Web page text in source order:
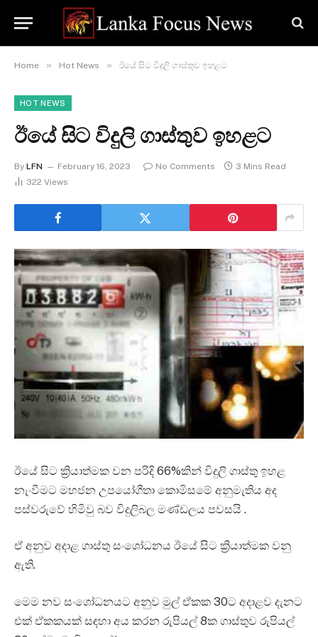
Home » Hot News » ඊයේ සිට විදුලි ගාස්තුව ඉහළට
HOT NEWS
ඊයේ සිට විදුලි ගාස්තුව ඉහළට
By LFN February 16, 2023 No Comments
3 Mins Read
322 Views
ඊයේ සිට ක්‍රියාත්මක වන පරිදි 66%කින් විදුලි ගාස්තු ඉහළ
නැංවීමට මහජන උපයෝගීතා කොමිසමේ අනුමැතිය අද
පස්වරුවේ හිමිවු බව විදුලිබල මණ්ඩලය පවසයි .
ඒ අනුව අදාළ ගාස්තු සංශෝධනය ඊයේ සිට ක්‍රියාත්මක වනු
ඇති.
මෙම නව සංශෝධනයට අනුව මුල් ඒකක 30ට අදාළව දැනට
එක් ඒකකයක් සඳහා අය කරන රුපියල් 8ක ගාස්තුව රුපියල්